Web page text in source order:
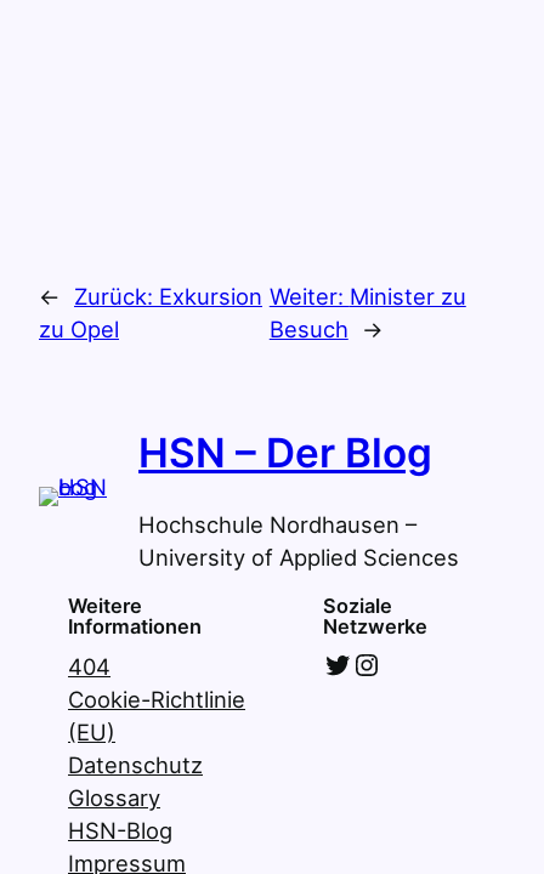
← Zurück: Exkursion
zu Opel
Weiter: Minister zu
Besuch
→
HSN – Der Blog
Hochschule Nordhausen –
University of Applied Sciences
Weitere
Informationen
404
Cookie-Richtlinie
(EU)
Datenschutz
Glossary
HSN-Blog
Impressum
Soziale
Netzwerke
Twitter Instagram